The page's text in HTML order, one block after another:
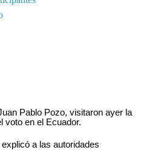
Pablo Pozo, visitaron ayer la
voto en el Ecuador.
a las autoridades